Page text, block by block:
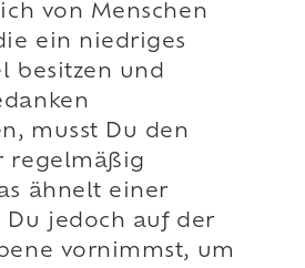
von Menschen
ein niedriges
besitzen und
musst Du den
regelmäßig
ähnelt einer
Du jedoch auf der
vornimmst, um